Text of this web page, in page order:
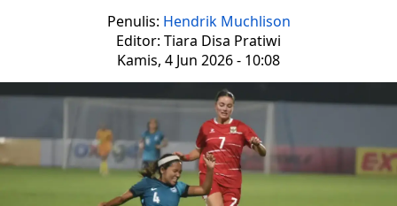
Penulis: Hendrik Muchlison
Editor: Tiara Disa Pratiwi
Kamis, 4 Jun 2026 - 10:08